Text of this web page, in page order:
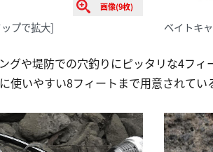
画像(9枚)
プで拡大] ベイトキ
グや堤防での穴釣りにピッタリな4フ
使いやすい8フィートまで用意されてい